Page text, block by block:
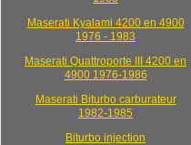
Maserati Kyalami 4200 en 4900
1976 - 1983
Maserati Quattroporte III 4200 en
4900 1976-1986
Maserati Biturbo carburateur
1982-1985
Biturbo injection